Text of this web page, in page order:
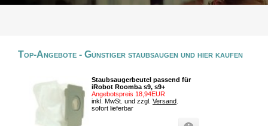
Top-Angebote - Günstiger staubsaugen und hier kaufen
Staubsaugerbeutel passend für
iRobot Roomba s9, s9+
Angebotspreis 18,94EUR
inkl. MwSt. und zzgl. Versand
sofort lieferbar